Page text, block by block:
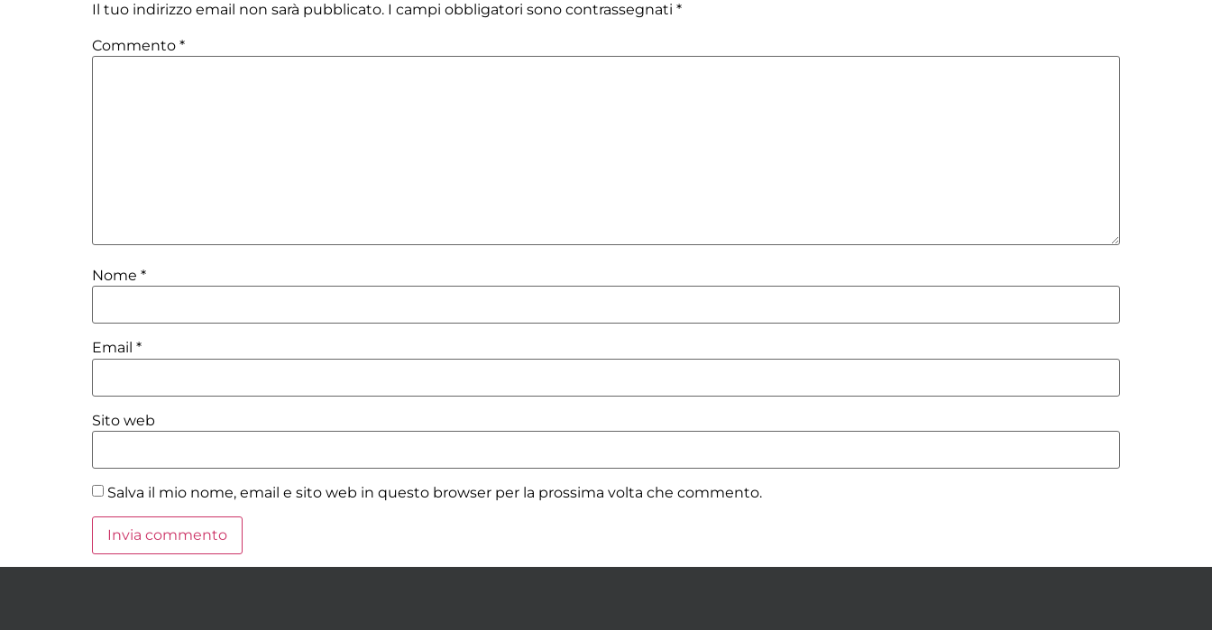
Il tuo indirizzo email non sarà pubblicato. I campi obbligatori sono contrassegnati *
Commento *
Nome *
Email *
Sito web
Salva il mio nome, email e sito web in questo browser per la prossima volta che commento.